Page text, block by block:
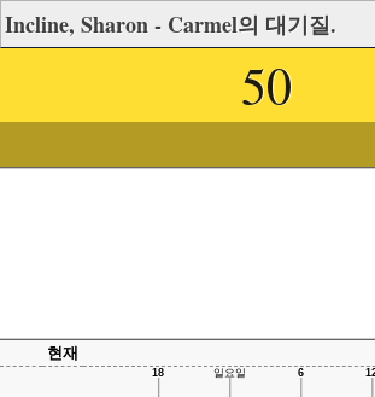
Incline, Sharon - Carmel의 대기질.
50
현재